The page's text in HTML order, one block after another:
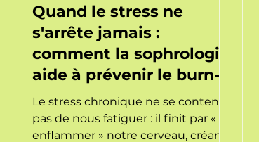
Quand le stress ne
s'arrête jamais :
comment la sophrologie
aide à prévenir le burn-
out.
Le stress chronique ne se contente
pas de nous fatiguer : il finit par «
enflammer » notre cerveau, créant